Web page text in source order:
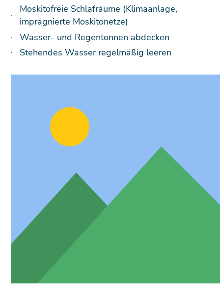
Moskitofreie Schlafräume (Klimaanlage,
imprägnierte Moskitonetze)
Wasser- und Regentonnen abdecken
Stehendes Wasser regelmäßig leeren